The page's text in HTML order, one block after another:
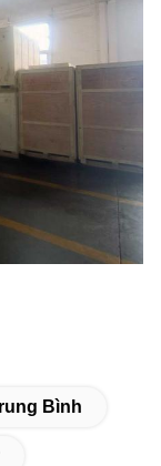
Bình